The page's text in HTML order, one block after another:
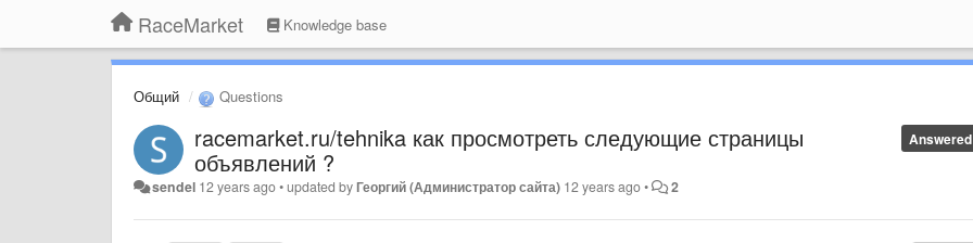
RaceMarket Knowledge base
Общий Questions
Answered
racemarket.ru/tehnika как просмотреть следующие страницы
объявлений ?
sendel 12 years ago•updated byГеоргий (Администратор сайта) 12 years ago• 2